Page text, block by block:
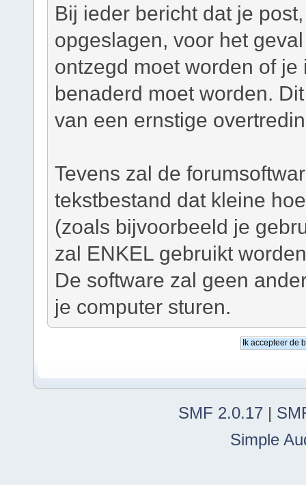
Bij ieder bericht dat je
opgeslagen, voor het
ontzegd moet worden of
benaderd moet worden.
van een ernstige
Tevens zal de
tekstbestand dat kleine
(zoals bijvoorbeeld je
zal ENKEL gebruikt
De software zal geen
je computer sturen.
SMF 2.0.17 |
Simple